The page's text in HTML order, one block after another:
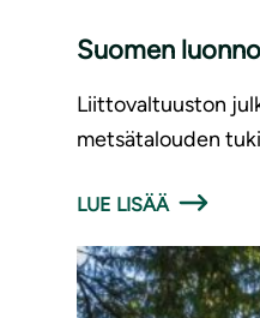
Suomen
Liittovaltuuston
metsätalouden
LUE LISÄÄ